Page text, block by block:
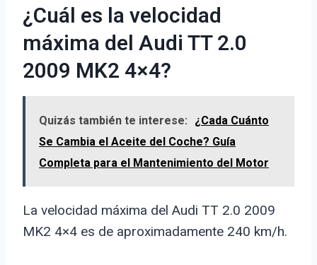
¿Cuál es la velocidad
máxima del Audi TT 2.0
2009 MK2 4×4?
Quizás también te interese:
¿Cada Cuánto
Se Cambia el Aceite del Coche? Guía
Completa para el Mantenimiento del Motor
La velocidad máxima del Audi TT 2.0 2009
MK2 4×4 es de aproximadamente 240 km/h.